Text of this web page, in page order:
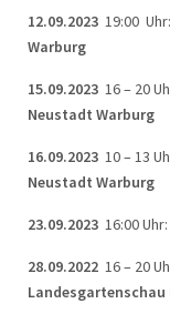
12.09.2023 19:00
Warburg
15.09.2023 16 – 20
Neustadt Warburg
16.09.2023 10 – 13
Neustadt Warburg
23.09.2023 16:00 Uhr:
28.09.2022 16 – 20
Landesgartenschau